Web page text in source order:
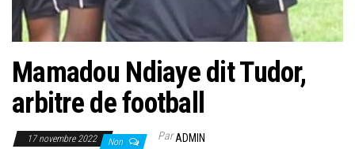
Mamadou Ndiaye dit Tudor,
arbitre de football
17 novembre 2022 Non ParADMIN